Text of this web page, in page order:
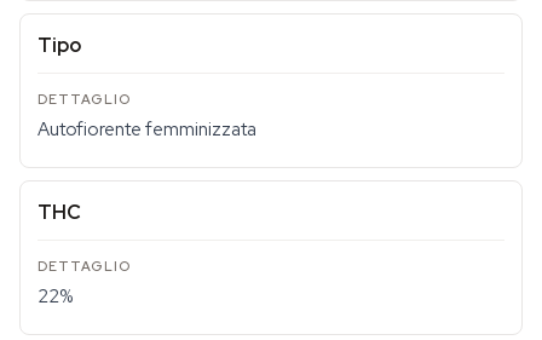
Tipo
Autofiorente femminizzata
THC
22%